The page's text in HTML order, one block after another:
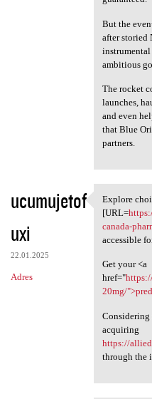
But the
after storied
instrumental
ambitious
The rocket
launches,
and even
that Blue
partners.
ucumujetof
uxi
22.01.2025
Adres
Explore
Explore
[URL=
canada-
accessible
Get your <a
href="
20mg/
Considering
acquiring
https://
through the